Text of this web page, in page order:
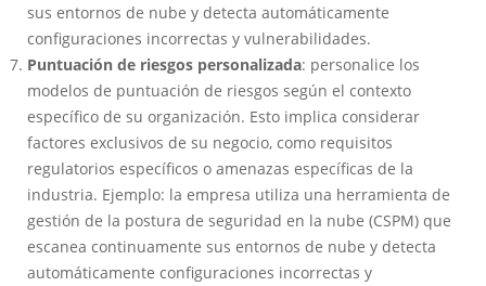
sus entornos de nube y detecta automáticamente
configuraciones incorrectas y vulnerabilidades.
Puntuación de riesgos personalizada: personalice los
modelos de puntuación de riesgos según el contexto
específico de su organización. Esto implica considerar
factores exclusivos de su negocio, como requisitos
regulatorios específicos o amenazas específicas de la
industria. Ejemplo: la empresa utiliza una herramienta de
gestión de la postura de seguridad en la nube (CSPM) que
escanea continuamente sus entornos de nube y detecta
automáticamente configuraciones incorrectas y